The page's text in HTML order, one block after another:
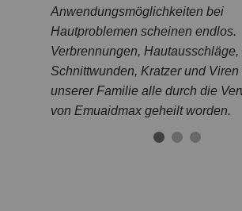
Anwendungsmöglichkeiten bei
Hautproblemen scheinen endlos.
Verbrennungen, Hautausschläge,
Schnittwunden, Kratzer und Viren
unserer Familie alle durch die
von Emuaidmax geheilt worden.